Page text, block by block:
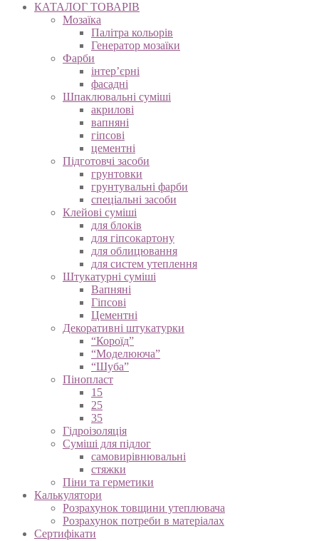
КАТАЛОГ ТОВАРІВ
Мозаїка
Палітра кольорів
Генератор мозаїки
Фарби
інтер’єрні
фасадні
Шпаклювальні суміші
акрилові
вапняні
гіпсові
цементні
Підготовчі засоби
грунтовки
грунтувальні фарби
спеціальні засоби
Клейові суміші
для блоків
для гіпсокартону
для облицювання
для систем утеплення
Штукатурні суміші
Вапняні
Гіпсові
Цементні
Декоративні штукатурки
“Короїд”
“Моделююча”
“Шуба”
Пінопласт
15
25
35
Гідроізоляція
Суміші для підлог
самовирівнювальні
стяжки
Піни та герметики
Калькулятори
Розрахунок товщини утеплювача
Розрахунок потреби в матеріалах
Сертифікати